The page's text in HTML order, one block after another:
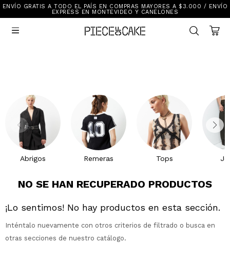
ENVÍO GRATIS A TODO EL PAÍS EN COMPRAS MAYORES A $3.000 / ENVÍO
EXPRESS EN MONTEVIDEO Y CANELONES

Abrigos Remeras Tops
NO SE HAN RECUPERADO PRODUCTOS
¡Lo sentimos! No hay productos en esta sección.
Inténtalo nuevamente con otros criterios de filtrado o busca en
otras secciones de nuestro catálogo.
Sale
New In
Mi cuenta
Ayuda
Ver Todo
Vestimenta